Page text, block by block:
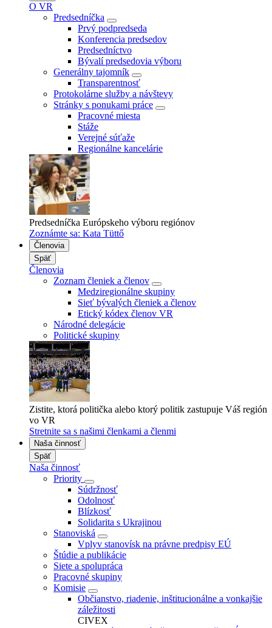
O VR
Predsedníčka
Prvý podpredseda
Konferencia predsedov
Predsedníctvo
Bývalí predsedovia výboru
Generálny tajomník
Transparentnosť
Protokolárne služby a návštevy
Stránky s ponukami práce
Pracovné miesta
Stáže
Verejné súťaže
Regionálne kancelárie
Predsedníčka Európskeho výboru regiónov
Zoznámte sa: Kata Tüttő
Členovia
Späť
Členovia
Zoznam členiek a členov
Medziregionálne skupiny
Sieť bývalých členiek a členov
Etický kódex členov VR
Národné delegácie
Politické skupiny
Zistite, ktorá politička alebo ktorý politik zastupuje Váš región
vo VR
Stretnite sa s našimi členkami a členmi
Naša činnosť
Späť
Naša činnosť
Priority
Súdržnosť
Odolnosť
Blízkosť
Solidarita s Ukrajinou
Stanoviská
Vplyv stanovísk na právne predpisy EÚ
Štúdie a publikácie
Siete a spolupráca
Pracovné skupiny
Komisie
Občianstvo, riadenie, inštitucionálne a vonkajšie
záležitosti
CIVEX